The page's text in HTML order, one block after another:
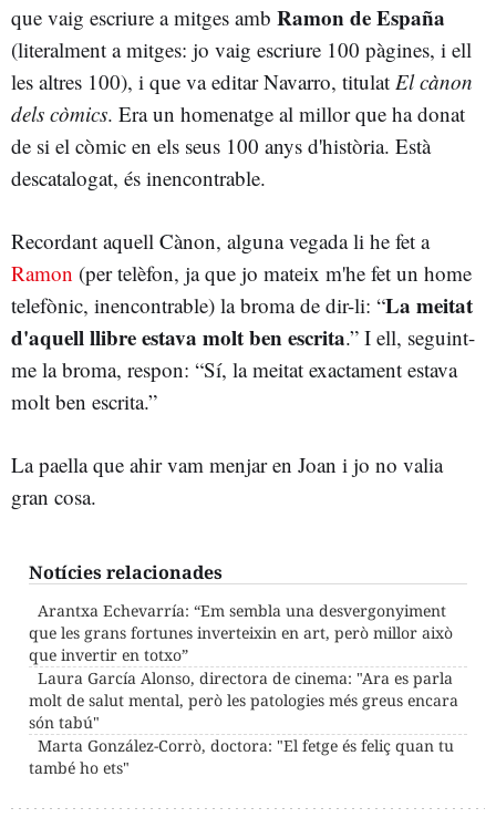
que vaig escriure a mitges amb Ramon de España
(literalment a mitges: jo vaig escriure 100 pàgines, i ell
les altres 100), i que va editar Navarro, titulat El cànon
dels còmics. Era un homenatge al millor que ha donat
de si el còmic en els seus 100 anys d'història. Està
descatalogat, és inencontrable.
Recordant aquell Cànon, alguna vegada li he fet a
Ramon (per telèfon, ja que jo mateix m'he fet un home
telefònic, inencontrable) la broma de dir-li: “La meitat
d'aquell llibre estava molt ben escrita.” I ell, seguint-
me la broma, respon: “Sí, la meitat exactament estava
molt ben escrita.”
La paella que ahir vam menjar en Joan i jo no valia
gran cosa.
Notícies relacionades
Arantxa Echevarría: “Em sembla una desvergonyiment
que les grans fortunes inverteixin en art, però millor això
que invertir en totxo”
Laura García Alonso, directora de cinema: "Ara es parla
molt de salut mental, però les patologies més greus encara
són tabú"
Marta González-Corrò, doctora: "El fetge és feliç quan tu
també ho ets"